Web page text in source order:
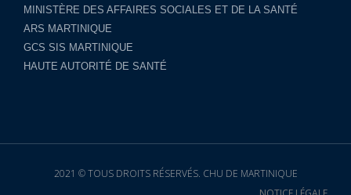
MINISTÈRE DES AFFAIRES SOCIALES ET DE LA SANTÉ
ARS MARTINIQUE
GCS SIS MARTINIQUE
HAUTE AUTORITÉ DE SANTÉ
2021 © TOUS DROITS RÉSERVÉS. CHU DE MARTINIQUE